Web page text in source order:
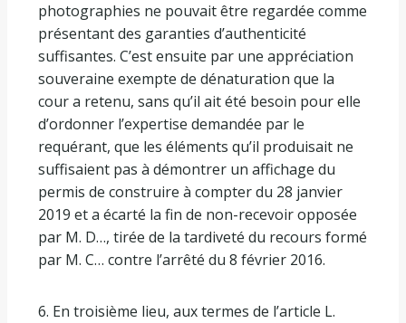
photographies ne pouvait être regardée comme
présentant des garanties d’authenticité
suffisantes. C’est ensuite par une appréciation
souveraine exempte de dénaturation que la
cour a retenu, sans qu’il ait été besoin pour elle
d’ordonner l’expertise demandée par le
requérant, que les éléments qu’il produisait ne
suffisaient pas à démontrer un affichage du
permis de construire à compter du 28 janvier
2019 et a écarté la fin de non-recevoir opposée
par M. D…, tirée de la tardiveté du recours formé
par M. C… contre l’arrêté du 8 février 2016.
6. En troisième lieu, aux termes de l’article L.